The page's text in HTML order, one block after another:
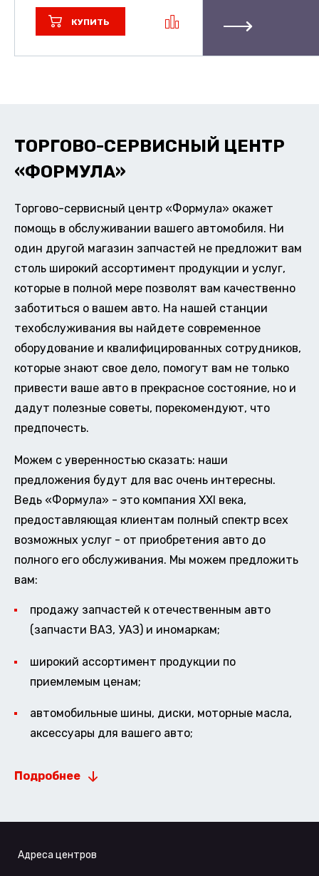
КУПИТЬ
ТОРГОВО-СЕРВИСНЫЙ ЦЕНТР
«ФОРМУЛА»
Торгово-сервисный центр «Формула» окажет
помощь в обслуживании вашего автомобиля. Ни
один другой магазин запчастей не предложит вам
столь широкий ассортимент продукции и услуг,
которые в полной мере позволят вам качественно
заботиться о вашем авто. На нашей станции
техобслуживания вы найдете современное
оборудование и квалифицированных сотрудников,
которые знают свое дело, помогут вам не только
привести ваше авто в прекрасное состояние, но и
дадут полезные советы, порекомендуют, что
предпочесть.
Можем с уверенностью сказать: наши
предложения будут для вас очень интересны.
Ведь «Формула» - это компания XXI века,
предоставляющая клиентам полный спектр всех
возможных услуг - от приобретения авто до
полного его обслуживания. Мы можем предложить
вам:
продажу запчастей к отечественным авто
(запчасти ВАЗ, УАЗ) и иномаркам;
широкий ассортимент продукции по
приемлемым ценам;
автомобильные шины, диски, моторные масла,
аксессуары для вашего авто;
Подробнее
Адреса центров